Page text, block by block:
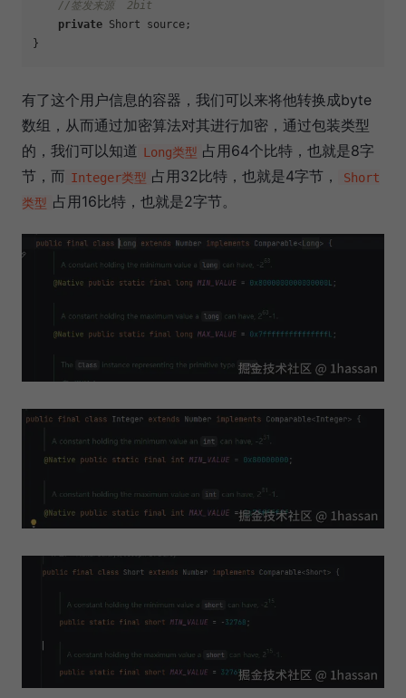
//签发来源  2bit
private Short source;
有了这个用户信息的容器，我们可以来将他转换成byte
数组，从而通过加密算法对其进行加密，通过包装类型
的，我们可以知道 Long类型 占用64个比特，也就是8字
节，而 Integer类型 占用32比特，也就是4字节，
Short
类型 占用16比特，也就是2字节。